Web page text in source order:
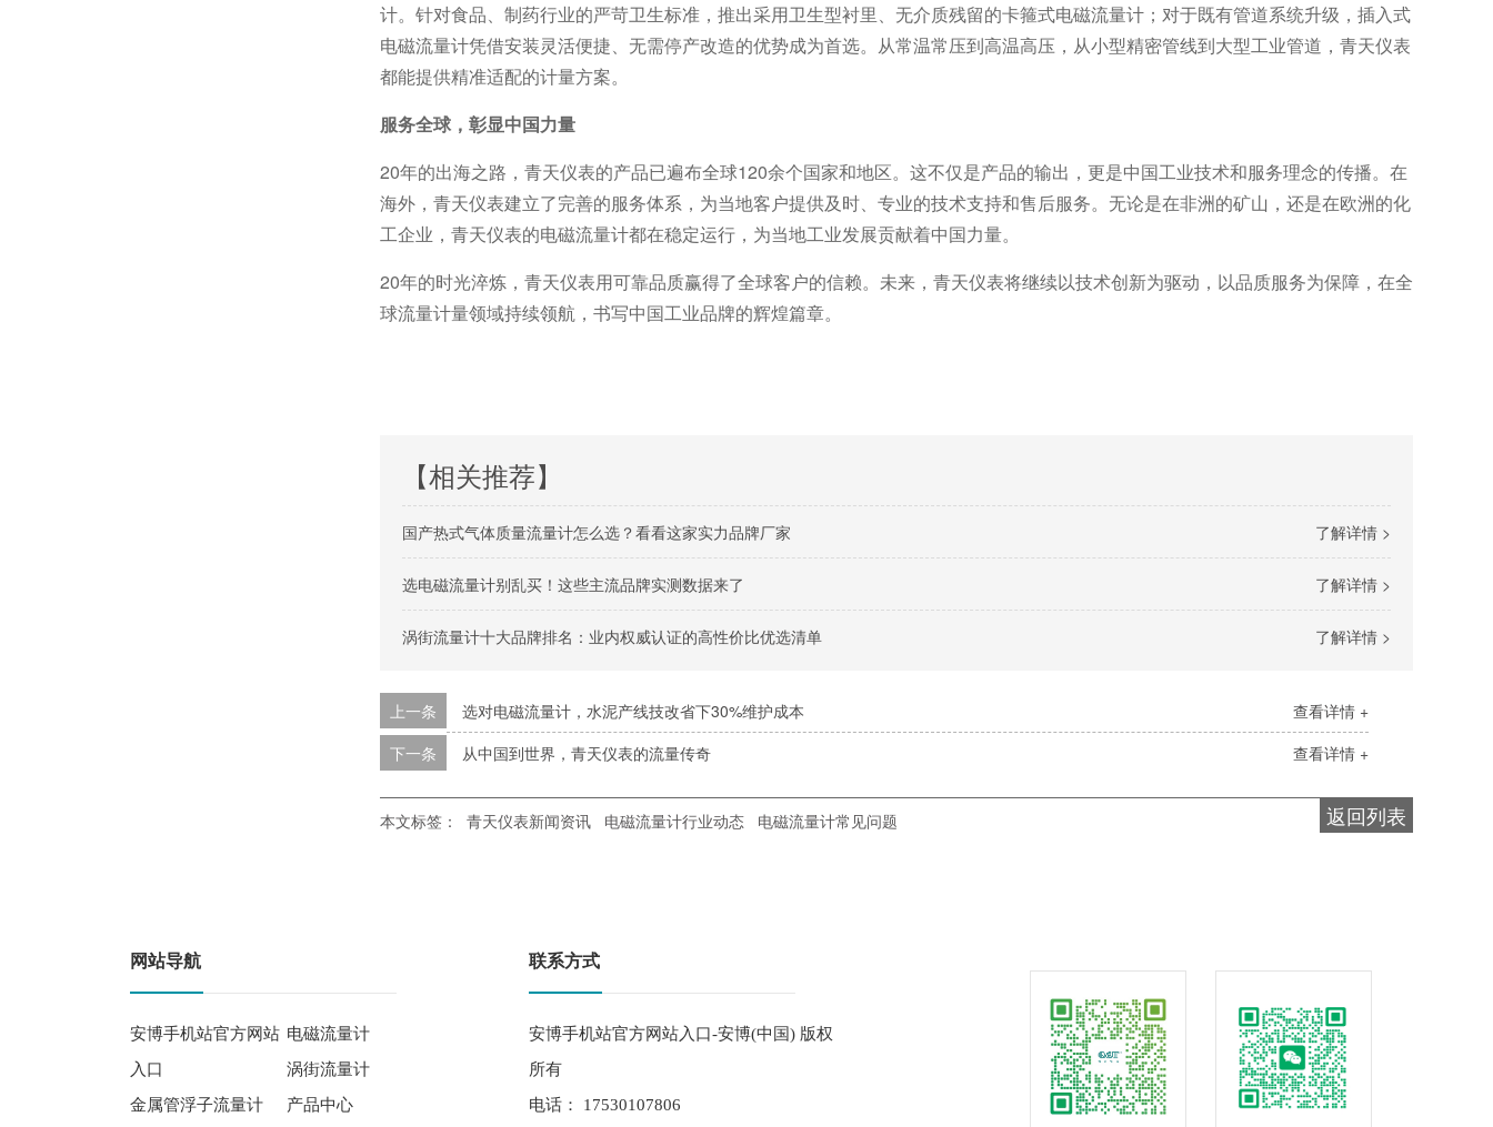
计。针对食品、制药行业的严苛卫生标准，推出采用卫生型衬里、无介质残留的卡箍式电磁流量计；对于既有管道系统升级，插入式
电磁流量计凭借安装灵活便捷、无需停产改造的优势成为首选。从常温常压到高温高压，从小型精密管线到大型工业管道，青天仪表
都能提供精准适配的计量方案。
服务全球，彰显中国力量
20年的出海之路，青天仪表的产品已遍布全球120余个国家和地区。这不仅是产品的输出，更是中国工业技术和服务理念的传播。在
海外，青天仪表建立了完善的服务体系，为当地客户提供及时、专业的技术支持和售后服务。无论是在非洲的矿山，还是在欧洲的化
工企业，青天仪表的电磁流量计都在稳定运行，为当地工业发展贡献着中国力量。
20年的时光淬炼，青天仪表用可靠品质赢得了全球客户的信赖。未来，青天仪表将继续以技术创新为驱动，以品质服务为保障，在全
球流量计量领域持续领航，书写中国工业品牌的辉煌篇章。
【相关推荐】
了解详情 >
国产热式气体质量流量计怎么选？看看这家实力品牌厂家
了解详情 >
选电磁流量计别乱买！这些主流品牌实测数据来了
了解详情 >
涡街流量计十大品牌排名：业内权威认证的高性价比优选清单
查看详情 +
上一条
选对电磁流量计，水泥产线技改省下30%维护成本
查看详情 +
下一条 从中国到世界，青天仪表的流量传奇
返回列表
本文标签： 青天仪表新闻资讯 电磁流量计行业动态 电磁流量计常见问题
网站导航
安博手机站官方网站
入口
电磁流量计
涡街流量计
金属管浮子流量计
产品中心
联系方式
安博手机站官方网站入口-安博(中国) 版权
所有
电话： 17530107806